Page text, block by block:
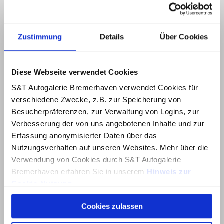
Zustimmung Details Über Cookies
Diese Webseite verwendet Cookies
S&T Autogalerie Bremerhaven verwendet Cookies für
verschiedene Zwecke, z.B. zur Speicherung von
Besucherpräferenzen, zur Verwaltung von Logins, zur
Verbesserung der von uns angebotenen Inhalte und zur
Erfassung anonymisierter Daten über das
Nutzungsverhalten auf unseren Websites. Mehr über die
Verwendung von Cookies durch S&T Autogalerie
Bremerhaven erfahren Sie in unserem Hinweis zur
Über dieses Banner können Sie auswählen, welche
Cookies von dieser Website Sie akzeptieren möchten.
Cookies zulassen